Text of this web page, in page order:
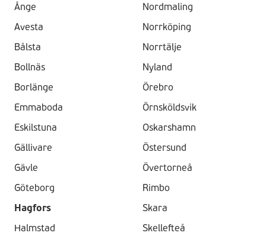
Ånge
Avesta
Bålsta
Bollnäs
Borlänge
Emmaboda
Eskilstuna
Gällivare
Gävle
Göteborg
Hagfors
Halmstad
Nordmaling
Norrköping
Norrtälje
Nyland
Örebro
Örnsköldsvik
Oskarshamn
Östersund
Övertorneå
Rimbo
Skara
Skellefteå